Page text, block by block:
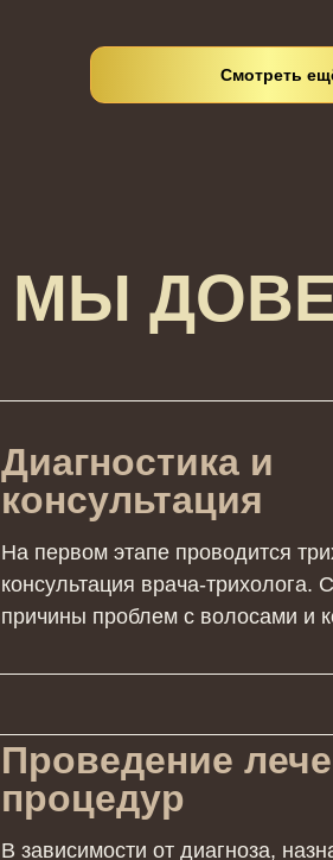
Смотреть
МЫ
Диагностика и
консультация
На первом этапе проводится
консультация врача-трихолога.
причины проблем с волосами и
Проведение
процедур
В зависимости от диагноза,